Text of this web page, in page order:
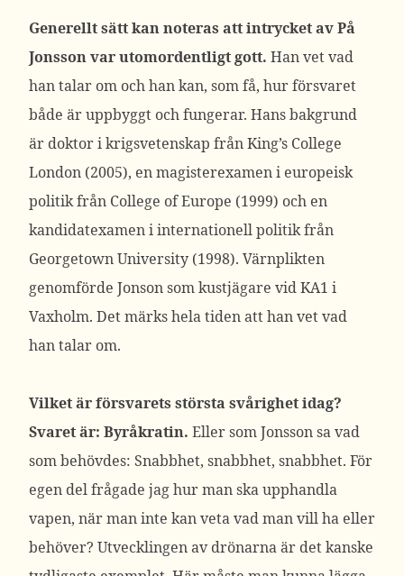
Generellt sätt kan noteras att intrycket av På
Jonsson var utomordentligt gott. Han vet vad
han talar om och han kan, som få, hur försvaret
både är uppbyggt och fungerar. Hans bakgrund
är doktor i krigsvetenskap från King’s College
London (2005), en magisterexamen i europeisk
politik från College of Europe (1999) och en
kandidatexamen i internationell politik från
Georgetown University (1998). Värnplikten
genomförde Jonson som kustjägare vid KA1 i
Vaxholm. Det märks hela tiden att han vet vad
han talar om.
Vilket är försvarets största svårighet idag?
Svaret är: Byråkratin. Eller som Jonsson sa vad
som behövdes: Snabbhet, snabbhet, snabbhet. För
egen del frågade jag hur man ska upphandla
vapen, när man inte kan veta vad man vill ha eller
behöver? Utvecklingen av drönarna är det kanske